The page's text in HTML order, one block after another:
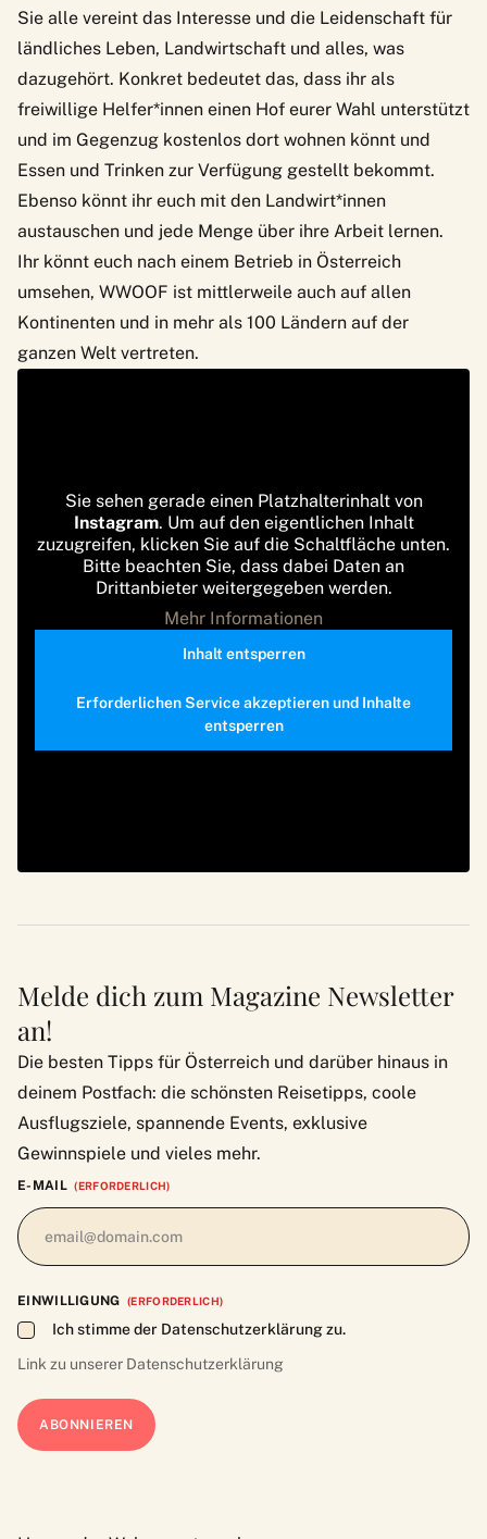
Sie alle vereint das Interesse und die Leidenschaft für
ländliches Leben, Landwirtschaft und alles, was
dazugehört. Konkret bedeutet das, dass ihr als
freiwillige Helfer*innen einen Hof eurer Wahl unterstützt
und im Gegenzug kostenlos dort wohnen könnt und
Essen und Trinken zur Verfügung gestellt bekommt.
Ebenso könnt ihr euch mit den Landwirt*innen
austauschen und jede Menge über ihre Arbeit lernen.
Ihr könnt euch nach einem Betrieb in Österreich
umsehen, WWOOF ist mittlerweile auch auf allen
Kontinenten und in mehr als 100 Ländern auf der
ganzen Welt vertreten.
Sie sehen gerade einen Platzhalterinhalt von
Instagram. Um auf den eigentlichen Inhalt
zuzugreifen, klicken Sie auf die Schaltfläche unten.
Bitte beachten Sie, dass dabei Daten an
Drittanbieter weitergegeben werden.
Mehr Informationen
Inhalt entsperren
Erforderlichen Service akzeptieren und Inhalte
entsperren
Melde dich zum Magazine Newsletter
an!
Die besten Tipps für Österreich und darüber hinaus in
deinem Postfach: die schönsten Reisetipps, coole
Ausflugsziele, spannende Events, exklusive
Gewinnspiele und vieles mehr.
E-MAIL (ERFORDERLICH)
EINWILLIGUNG (ERFORDERLICH)
Ich stimme der Datenschutzerklärung zu.
Link zu unserer Datenschutzerklärung